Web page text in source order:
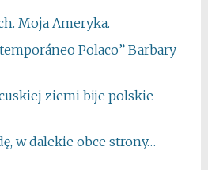
Moja Ameryka.
Polaco” Barbary
ziemi bije polskie
w dalekie obce strony…